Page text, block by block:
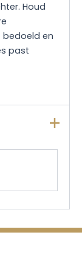
Houd
bedoeld en
past